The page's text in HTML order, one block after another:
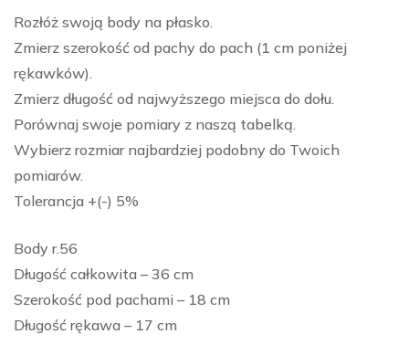
Rozłóż swoją body na płasko.
Zmierz szerokość od pachy do pach (1 cm poniżej
rękawków).
Zmierz długość od najwyższego miejsca do dołu.
Porównaj swoje pomiary z naszą tabelką.
Wybierz rozmiar najbardziej podobny do Twoich
pomiarów.
Tolerancja +(-) 5%
Body r.56
Długość całkowita – 36 cm
Szerokość pod pachami – 18 cm
Długość rękawa – 17 cm